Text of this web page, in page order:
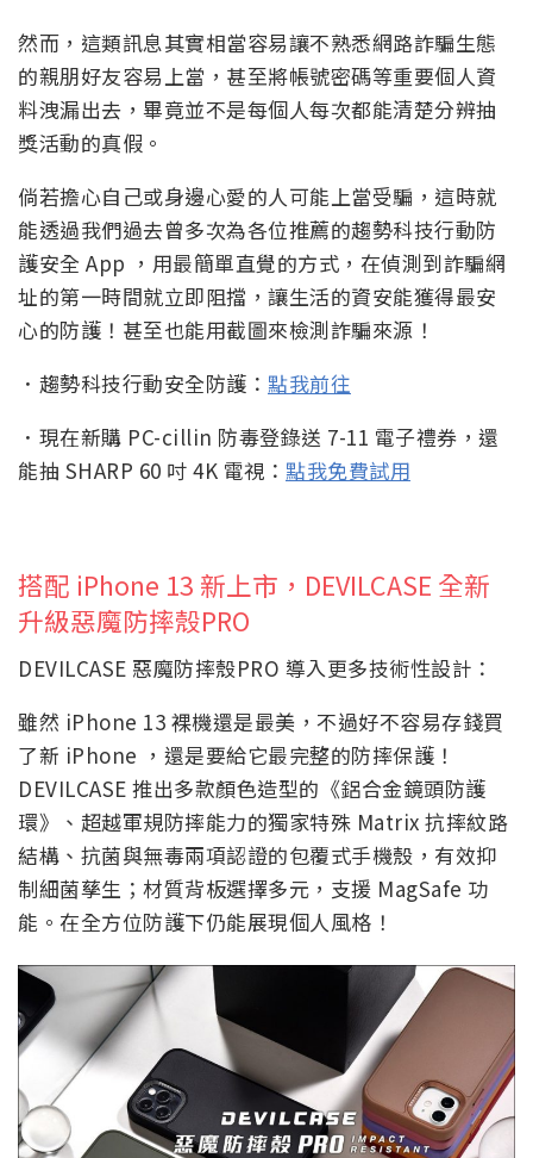
然而，這類訊息其實相當容易讓不熟悉網路詐騙生態
的親朋好友容易上當，甚至將帳號密碼等重要個人資
料洩漏出去，畢竟並不是每個人每次都能清楚分辨抽
獎活動的真假。
倘若擔心自己或身邊心愛的人可能上當受騙，這時就
能透過我們過去曾多次為各位推薦的趨勢科技行動防
護安全 App ，用最簡單直覺的方式，在偵測到詐騙網
址的第一時間就立即阻擋，讓生活的資安能獲得最安
心的防護！甚至也能用截圖來檢測詐騙來源！
．趨勢科技行動安全防護： 點我前往
．現在新購 PC-cillin 防毒登錄送 7-11 電子禮券，還
能抽 SHARP 60 吋 4K 電視： 點我免費試用
搭配 iPhone 13 新上市，DEVILCASE 全新
升級惡魔防摔殼PRO
DEVILCASE 惡魔防摔殼PRO 導入更多技術性設計：
雖然 iPhone 13 裸機還是最美，不過好不容易存錢買
了新 iPhone ，還是要給它最完整的防摔保護！
DEVILCASE 推出多款顏色造型的《鋁合金鏡頭防護
環》、超越軍規防摔能力的獨家特殊 Matrix 抗摔紋路
結構、抗菌與無毒兩項認證的包覆式手機殼，有效抑
制細菌孳生；材質背板選擇多元，支援 MagSafe 功
能。在全方位防護下仍能展現個人風格！